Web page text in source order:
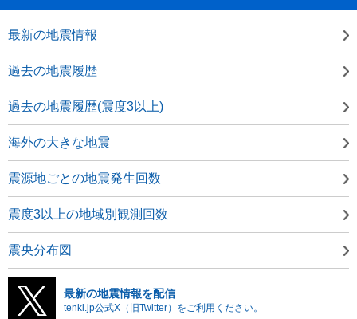
最新の地震情報
過去の地震履歴
過去の地震履歴(震度3以上)
海外の大きな地震
震源地ごとの地震発生回数
震度3以上の地域別観測回数
震央分布図
最新の地震情報を配信
tenki.jp公式X（旧Twitter）をご利用ください。